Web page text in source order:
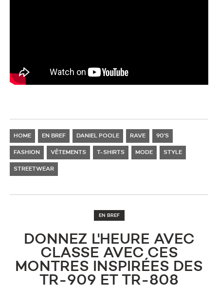
HOME EN BREF DANIEL POOLE RAVE 90'S
FASHION VÊTEMENTS T-SHIRTS MODE STYLE
STREETWEAR
EN BREF
DONNEZ L'HEURE AVEC
CLASSE AVEC CES
MONTRES INSPIRÉES DES
TR-909 ET TR-808